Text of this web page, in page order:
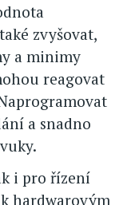
zvyšovat,
a minimy
reagovat
a snadno
i pro řízení
hardwarovým